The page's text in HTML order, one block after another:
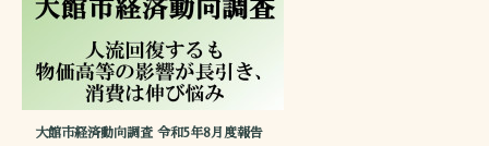
大館市経済動向調査 令和5年8月度報告